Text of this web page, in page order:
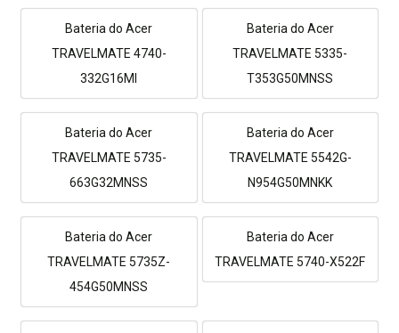
Bateria do Acer
TRAVELMATE 4740-
332G16MI
Bateria do Acer
TRAVELMATE 5335-
T353G50MNSS
Bateria do Acer
TRAVELMATE 5735-
663G32MNSS
Bateria do Acer
TRAVELMATE 5542G-
N954G50MNKK
Bateria do Acer
TRAVELMATE 5735Z-
454G50MNSS
Bateria do Acer
TRAVELMATE 5740-X522F